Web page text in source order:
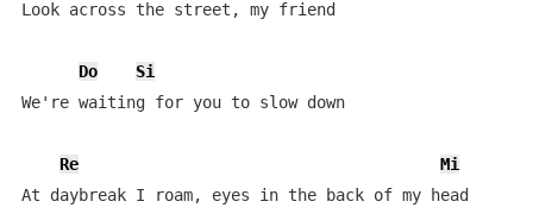
Look across the street, my friend
Do
Si
We're waiting for you to slow down
Re
Mi
At daybreak I roam, eyes in the back of my head